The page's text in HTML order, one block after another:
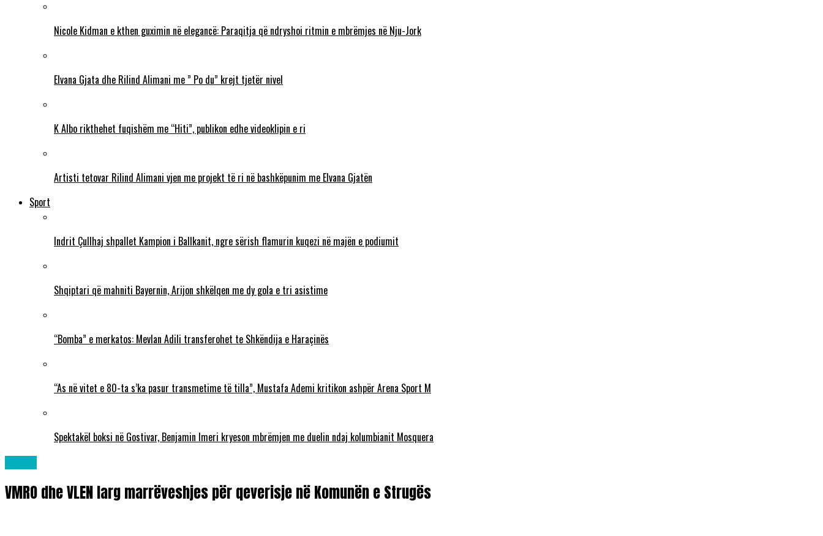
Nicole Kidman e kthen guximin në elegancë: Paraqitja që ndryshoi ritmin e mbrëmjes në Nju-Jork
Elvana Gjata dhe Rilind Alimani me ” Po du” krejt tjetër nivel
K Albo rikthehet fuqishëm me “Hiti”, publikon edhe videoklipin e ri
Artisti tetovar Rilind Alimani vjen me projekt të ri në bashkëpunim me Elvana Gjatën
Sport
Indrit Çullhaj shpallet Kampion i Ballkanit, ngre sërish flamurin kuqezi në majën e podiumit
Shqiptari që mahniti Bayernin, Arijon shkëlqen me dy gola e tri asistime
“Bomba” e merkatos: Mevlan Adili transferohet te Shkëndija e Haraçinës
“As në vitet e 80-ta s’ka pasur transmetime të tilla”, Mustafa Ademi kritikon ashpër Arena Sport M
Spektakël boksi në Gostivar, Benjamin Imeri kryeson mbrëmjen me duelin ndaj kolumbianit Mosquera
VMRO dhe VLEN larg marrëveshjes për qeverisje në Komunën e Strugës